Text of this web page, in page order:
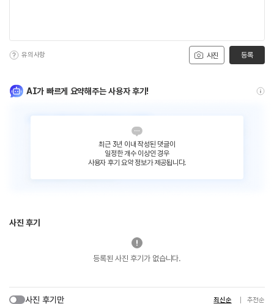
사진
유의사항 등록
AI가 빠르게 요약해주는 사용자 후기!
최근 3년 이내 작성된 댓글이
일정한 개수 이상인 경우
사용자 후기 요약 정보가 제공됩니다.
사진 후기
등록된 사진 후기가 없습니다.
사진 후기만 최신순 추천순